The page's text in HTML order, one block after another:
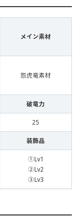
メイン素材
怨虎竜素材
破竜力
25
装飾品
①Lv1
②Lv2
③Lv3